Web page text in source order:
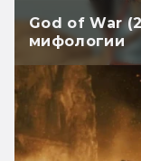
God of War
мифологии